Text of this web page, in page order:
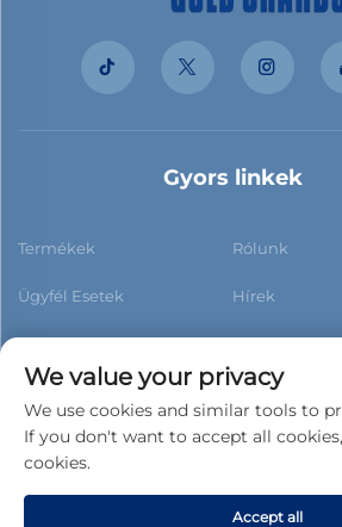
Gyors linkek
Termékek Rólunk
Ügyfél Esetek Hírek
Kapcsolat Blog
We value your privacy
We use cookies and similar tools to
If you don't want to accept all
cookies.
Accept all